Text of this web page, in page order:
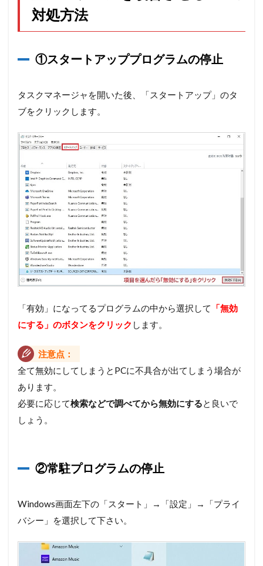
対処方法
①スタートアッププログラムの停止
タスクマネージャを開いた後、「スタートアップ」のタ
ブをクリックします。
「有効」になってるプログラムの中から選択して
「無効
にする」のボタンをクリック します。
注意点：
全て無効にしてしまうとPCに不具合が出てしまう場合が
あります。
必要に応じて検索などで調べてから無効にすると良いで
しょう。
②常駐プログラムの停止
Windows画面左下の「スタート」→「設定」→「プライ
バシー」を選択して下さい。